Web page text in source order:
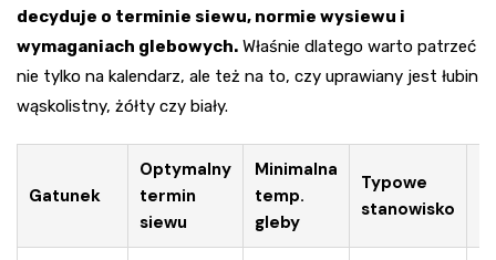
decyduje o terminie siewu, normie wysiewu i
wymaganiach glebowych. Właśnie dlatego warto patrzeć
nie tylko na kalendarz, ale też na to, czy uprawiany jest łubin
wąskolistny, żółty czy biały.
Gatunek
Optymalny
termin
siewu
Minimalna
temp.
gleby
Typowe
stanowisko